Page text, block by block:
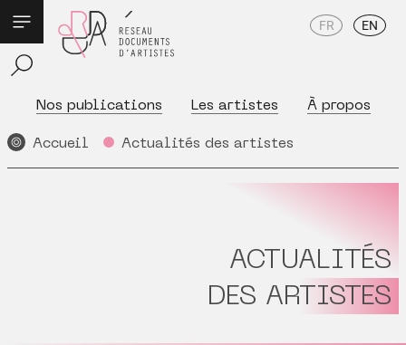
Nos publications Les artistes À propos
FR EN
Accueil Actualités des artistes
ACTUALITÉS
DES ARTISTES